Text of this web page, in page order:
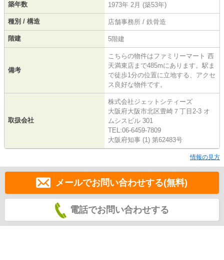
築年数 1973年 2月 (築53年)
種別 / 構造 店舗事務所 / 鉄骨造
階建 5階建
備考
こちらの物件はファミリーマート 西
天満東店まで485mにあります。駅ま
で徒歩1分の位置に立地する、アクセ
ス良好な物件です。
取扱会社
株式会社ジェットシティーズ
大阪府大阪市北区豊崎７丁目2-3 オ
ムシスビル 301
TEL:06-6459-7809
大阪府知事 (1) 第62483号
情報の見方
メールでお問い合わせする(無料)
電話でお問い合わせする